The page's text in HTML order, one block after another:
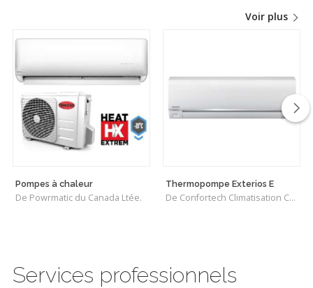
Voir plus
Pompes à chaleur
De Powrmatic du Canada Ltée.
Thermopompe Exterios E
De Confortech Climatisation Chauffage
Services professionnels